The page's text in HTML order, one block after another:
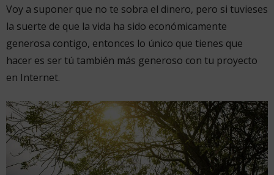
Voy a suponer que no te sobra el dinero, pero si tuvieses
la suerte de que la vida ha sido económicamente
generosa contigo, entonces lo único que tienes que
hacer es ser tú también más generoso con tu proyecto
en Internet.